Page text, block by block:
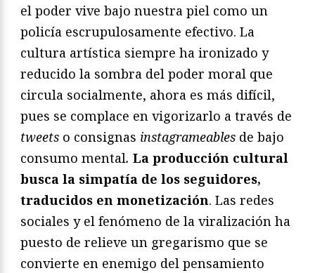
el poder vive bajo nuestra piel como un
policía escrupulosamente efectivo. La
cultura artística siempre ha ironizado y
reducido la sombra del poder moral que
circula socialmente, ahora es más difícil,
pues se complace en vigorizarlo a través de
tweets o consignas instagrameables de bajo
consumo mental. La producción cultural
busca la simpatía de los seguidores,
traducidos en monetización. Las redes
sociales y el fenómeno de la viralización ha
puesto de relieve un gregarismo que se
convierte en enemigo del pensamiento